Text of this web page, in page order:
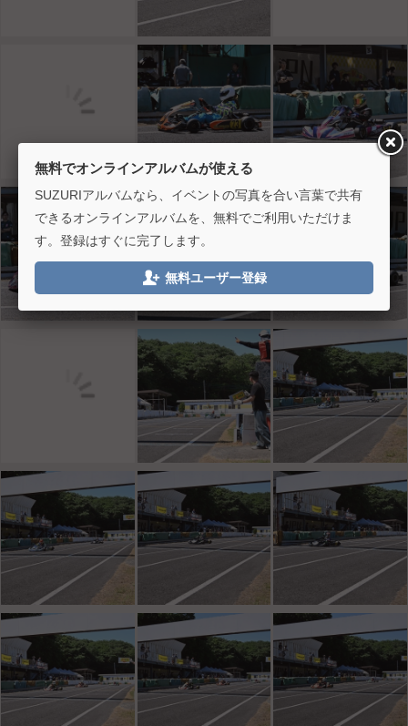
無料でオンラインアルバムが使える
SUZURIアルバムなら、イベントの写真を合い言葉で共有
できるオンラインアルバムを、無料でご利用いただけま
す。登録はすぐに完了します。
 無料ユーザー登録